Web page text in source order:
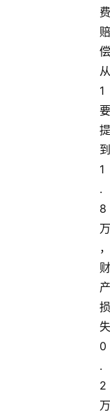
费
赔
偿
从
1
要
提
到
1
.
8
万
，
财
产
损
失
0
.
2
万